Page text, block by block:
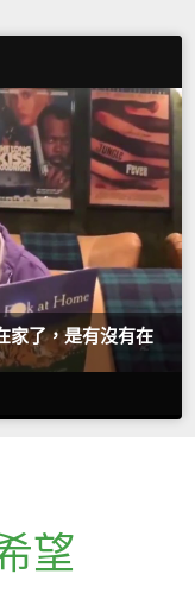
家了，是有沒有在
望